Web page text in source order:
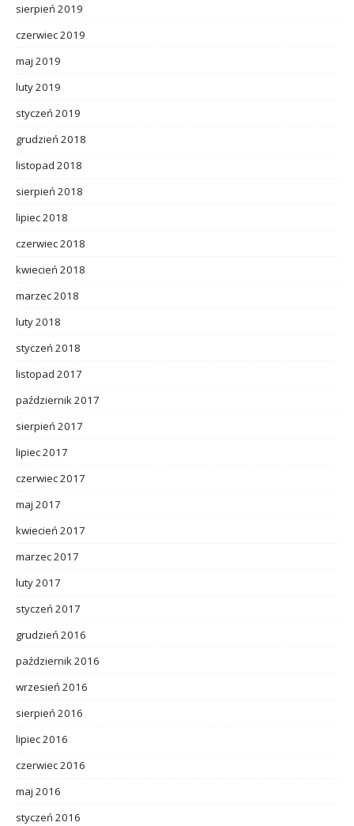
sierpień 2019
czerwiec 2019
maj 2019
luty 2019
styczeń 2019
grudzień 2018
listopad 2018
sierpień 2018
lipiec 2018
czerwiec 2018
kwiecień 2018
marzec 2018
luty 2018
styczeń 2018
listopad 2017
październik 2017
sierpień 2017
lipiec 2017
czerwiec 2017
maj 2017
kwiecień 2017
marzec 2017
luty 2017
styczeń 2017
grudzień 2016
październik 2016
wrzesień 2016
sierpień 2016
lipiec 2016
czerwiec 2016
maj 2016
styczeń 2016